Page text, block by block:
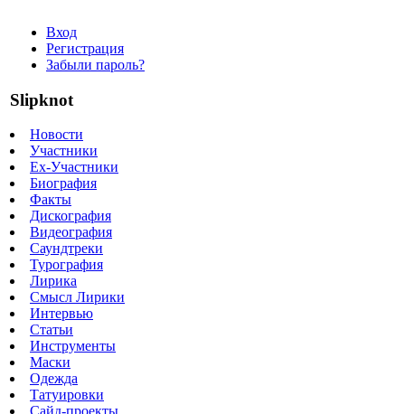
Вход
Регистрация
Забыли пароль?
Slipknot
Новости
Участники
Ex-Участники
Биография
Факты
Дискография
Видеография
Саундтреки
Турография
Лирика
Смысл Лирики
Интервью
Статьи
Инструменты
Маски
Одежда
Татуировки